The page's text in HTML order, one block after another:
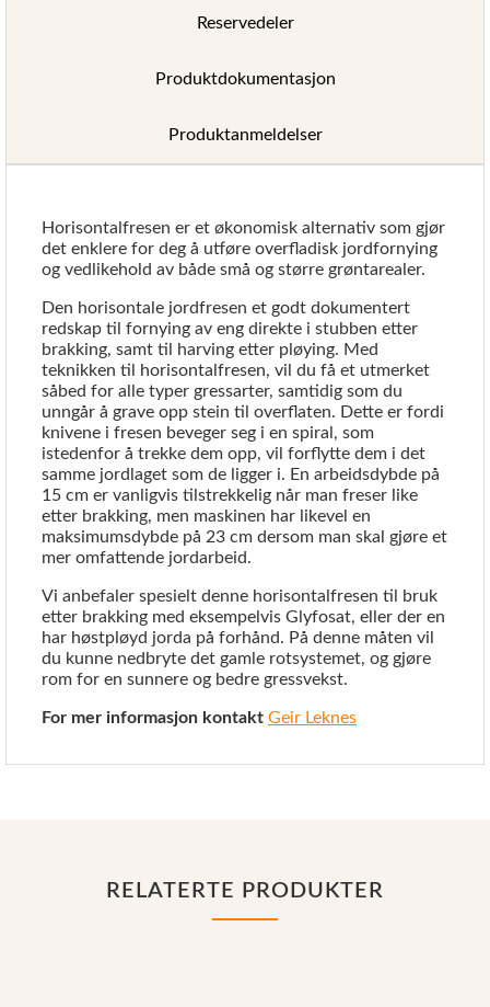
Reservedeler
Produktdokumentasjon
Produktanmeldelser
Horisontalfresen er et økonomisk alternativ som gjør
det enklere for deg å utføre overfladisk jordfornying
og vedlikehold av både små og større grøntarealer.
Den horisontale jordfresen et godt dokumentert
redskap til fornying av eng direkte i stubben etter
brakking, samt til harving etter pløying. Med
teknikken til horisontalfresen, vil du få et utmerket
såbed for alle typer gressarter, samtidig som du
unngår å grave opp stein til overflaten. Dette er fordi
knivene i fresen beveger seg i en spiral, som
istedenfor å trekke dem opp, vil forflytte dem i det
samme jordlaget som de ligger i. En arbeidsdybde på
15 cm er vanligvis tilstrekkelig når man freser like
etter brakking, men maskinen har likevel en
maksimumsdybde på 23 cm dersom man skal gjøre et
mer omfattende jordarbeid.
Vi anbefaler spesielt denne horisontalfresen til bruk
etter brakking med eksempelvis Glyfosat, eller der en
har høstpløyd jorda på forhånd. På denne måten vil
du kunne nedbryte det gamle rotsystemet, og gjøre
rom for en sunnere og bedre gressvekst.
For mer informasjon kontakt Geir Leknes
RELATERTE PRODUKTER